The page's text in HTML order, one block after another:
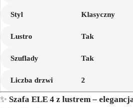
Styl Klasyczny
Lustro Tak
Szuflady Tak
Liczba drzwi 2
✨ Szafa ELE 4 z lustrem –